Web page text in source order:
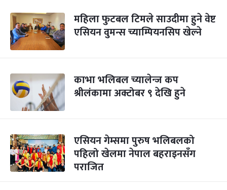
महिला फुटबल टिमले साउदीमा हुने वेष्ट
एसियन वुमन्स च्याम्पियनसिप खेल्ने
काभा भलिबल च्यालेन्ज कप
श्रीलंकामा अक्टोबर ९ देखि हुने
एसियन गेम्समा पुरुष भलिबलको
पहिलो खेलमा नेपाल बहराइनसँग
पराजित